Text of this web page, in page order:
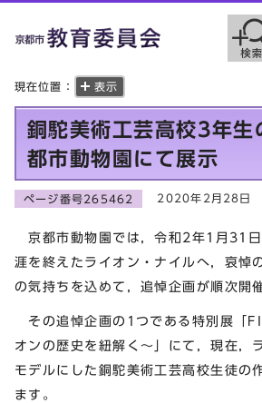
現在位置： 表示
銅駝美術工芸高校3年生
都市動物園にて展示
ページ番号265462 2020年2月28日
京都市動物園では，令和2年1月31
涯を終えたライオン・ナイルへ，哀悼
の気持ちを込めて，追悼企画が順次開
その追悼企画の1つである特別展「
オンの歴史を紐解く～」にて，現在，
モデルにした銅駝美術工芸高校生徒の
ます。